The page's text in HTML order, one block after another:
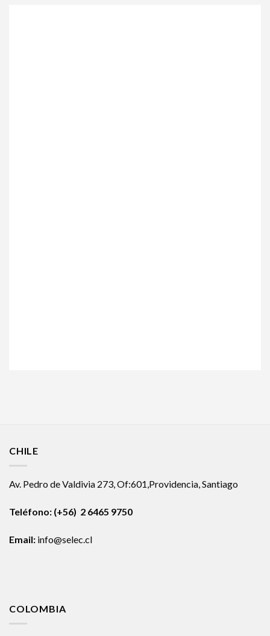
CHILE
Av. Pedro de Valdivia 273, Of:601,Providencia, Santiago
Teléfono: (+56) 2 6465 9750
Email: info@selec.cl
COLOMBIA